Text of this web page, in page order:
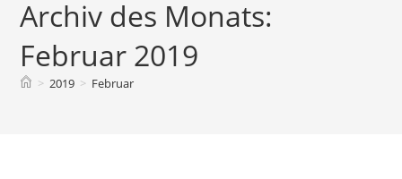
Archiv des Monats:
Februar 2019
> 2019 > Februar